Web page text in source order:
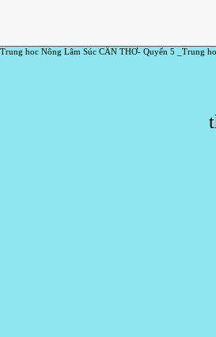
Trung hoc Nông Lâm Súc CẦN THƠ- Quyển 5 _Trung